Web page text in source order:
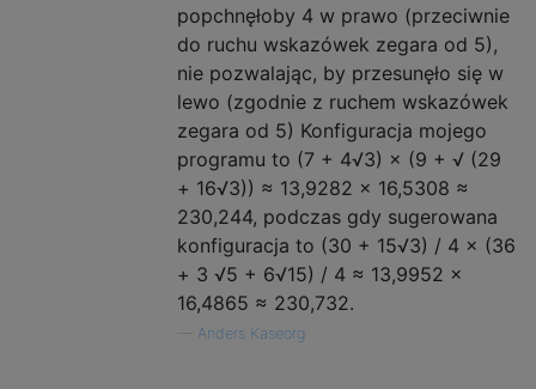
popchnęłoby 4 w prawo (przeciwnie
do ruchu wskazówek zegara od 5),
nie pozwalając, by przesunęło się w
lewo (zgodnie z ruchem wskazówek
zegara od 5) Konfiguracja mojego
programu to (7 + 4√3) × (9 + √ (29
+ 16√3)) ≈ 13,9282 × 16,5308 ≈
230,244, podczas gdy sugerowana
konfiguracja to (30 + 15√3) / 4 × (36
+ 3 √5 + 6√15) / 4 ≈ 13,9952 ×
16,4865 ≈ 230,732.
Anders Kaseorg